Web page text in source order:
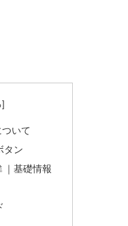
いて
タン
｜基礎情報